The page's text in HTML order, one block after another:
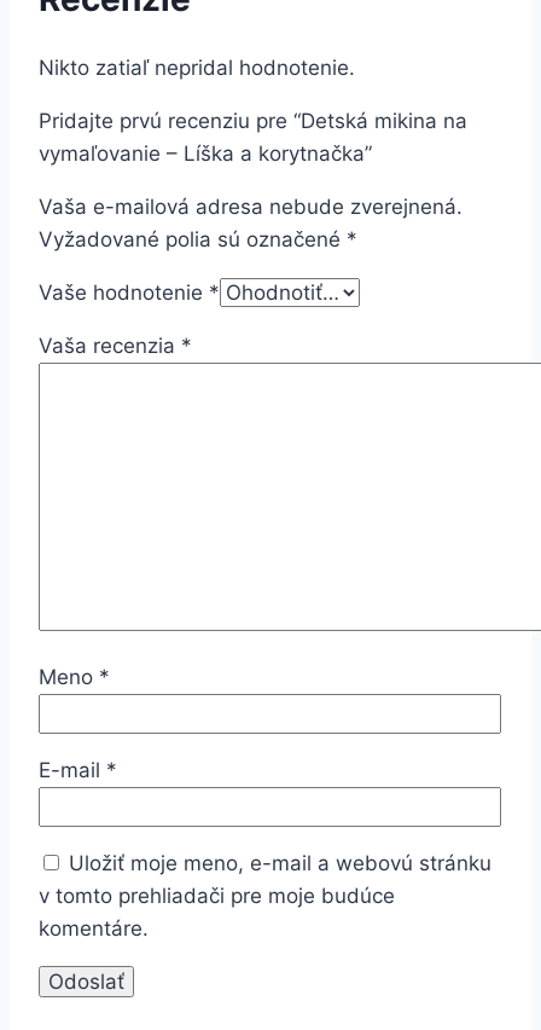
Nikto zatiaľ nepridal hodnotenie.
Pridajte prvú recenziu pre “Detská mikina na
vymaľovanie – Líška a korytnačka”
Vaša e-mailová adresa nebude zverejnená.
Vyžadované polia sú označené *
Vaše hodnotenie *
Vaša recenzia *
Meno *
E-mail *
Uložiť moje meno, e-mail a webovú stránku
v tomto prehliadači pre moje budúce
komentáre.